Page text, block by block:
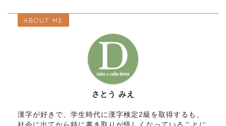
ABOUT ME
さとう みえ
漢字が好きで、学生時代に漢字検定2級を取得するも、